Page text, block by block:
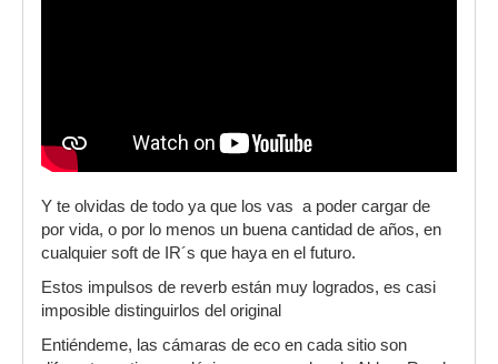
Y te olvidas de todo ya que los vas a poder cargar de
por vida, o por lo menos un buena cantidad de años, en
cualquier soft de IR´s que haya en el futuro.
Estos impulsos de reverb están muy logrados, es casi
imposible distinguirlos del original
Entiéndeme, las cámaras de eco en cada sitio son